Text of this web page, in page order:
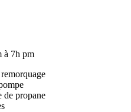
à 7h pm
de propane